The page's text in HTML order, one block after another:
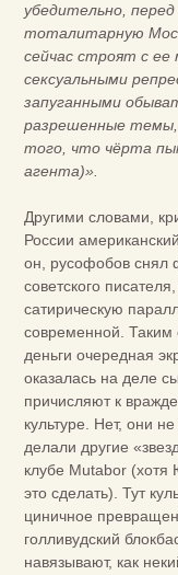
убедительно,
тоталитарную
сейчас строят с
сексуальными
запуганными
разрешенные
того, что чёрта
агента)».
Другими словами,
России
он, русофобов снял
советского
сатирическую
современной. Таким
деньги очередная
оказалась на деле
причисляют к
культуре. Нет, они
делали другие
клубе Mutabor
это сделать). Тут
циничное
голливудский
навязывают, как